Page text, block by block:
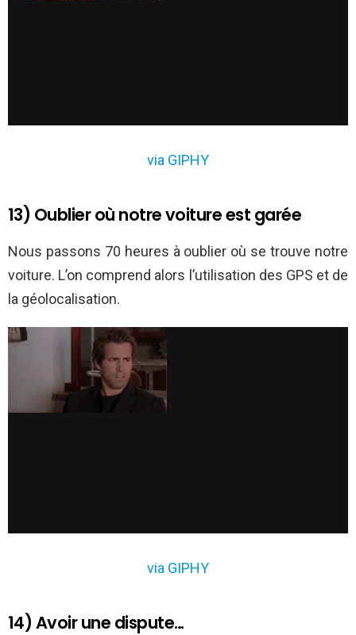
via GIPHY
13) Oublier où notre voiture est garée
Nous passons 70 heures à oublier où se trouve notre
voiture. L’on comprend alors l’utilisation des GPS et de
la géolocalisation.
via GIPHY
14) Avoir une dispute…